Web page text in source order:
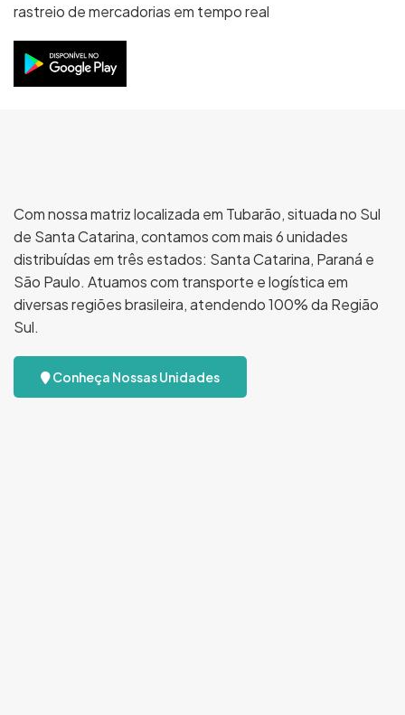
rastreio de mercadorias em tempo real
Com nossa matriz localizada em Tubarão, situada no Sul
de Santa Catarina, contamos com mais 6 unidades
distribuídas em três estados: Santa Catarina, Paraná e
São Paulo. Atuamos com transporte e logística em
diversas regiões brasileira, atendendo 100% da Região
Sul.
Conheça Nossas Unidades